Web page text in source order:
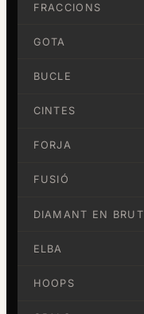
FRACCIONS
GOTA
BUCLE
CINTES
FORJA
FUSIÓ
DIAMANT EN BRUT
ELBA
HOOPS